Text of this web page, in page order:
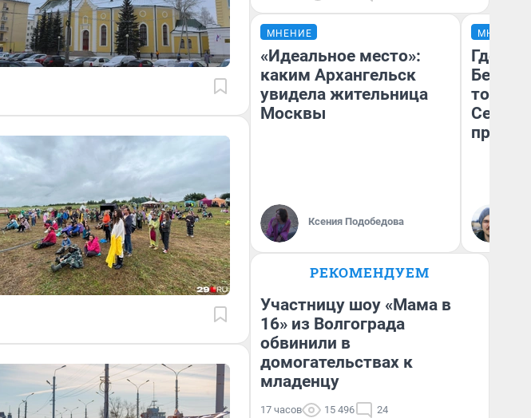
МНЕНИЕ
«Идеальное место»:
каким Архангельск
увидела жительница
Москвы
Ксения Подобедова
МНЕНИЕ
Где
Белом
точки
РЕКОМЕНДУЕМ
Участницу шоу «Мама в
16» из Волгограда
обвинили в
домогательствах к
младенцу
17 часов 15 496 24